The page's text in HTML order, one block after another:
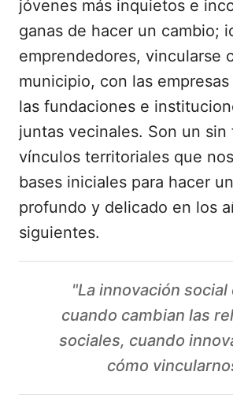
jóvenes más inquietos e
ganas de hacer un cambio;
emprendedores, vincularse
municipio, con las
las fundaciones e
juntas vecinales. Son un sin
vínculos territoriales que
bases iniciales para hacer
profundo y delicado en los
siguientes.
"La innovación social
cuando cambian las
sociales, cuando
cómo